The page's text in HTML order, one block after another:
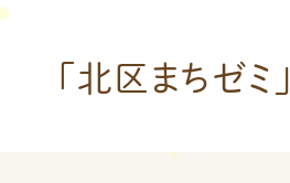
「北区まちゼミ」